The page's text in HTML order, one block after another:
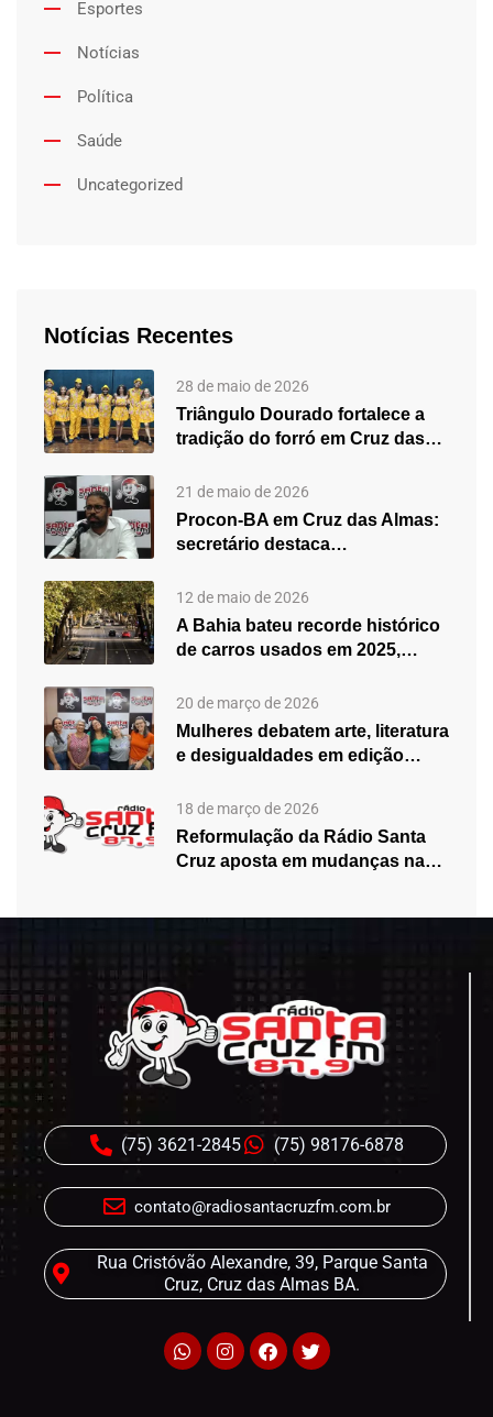
Esportes
Notícias
Política
Saúde
Uncategorized
Notícias Recentes
28 de maio de 2026
Triângulo Dourado fortalece a
tradição do forró em Cruz das…
21 de maio de 2026
Procon-BA em Cruz das Almas:
secretário destaca
12 de maio de 2026
A Bahia bateu recorde histórico
de carros usados em 2025,…
20 de março de 2026
Mulheres debatem arte, literatura
e desigualdades em edição
18 de março de 2026
Reformulação da Rádio Santa
Cruz aposta em mudanças na
(75) 3621-2845 (75) 98176-6878
contato@radiosantacruzfm.com.br
Rua Cristóvão Alexandre, 39, Parque Santa
Cruz, Cruz das Almas BA.